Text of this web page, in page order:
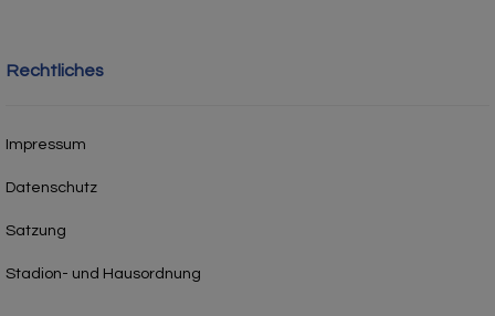
Rechtliches
Impressum
Datenschutz
Satzung
Stadion- und Hausordnung